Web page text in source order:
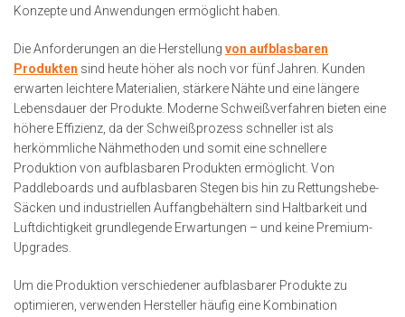
Konzepte und Anwendungen ermöglicht haben.
Die Anforderungen an die Herstellung von aufblasbaren
Produkten sind heute höher als noch vor fünf Jahren. Kunden
erwarten leichtere Materialien, stärkere Nähte und eine längere
Lebensdauer der Produkte. Moderne Schweißverfahren bieten eine
höhere Effizienz, da der Schweißprozess schneller ist als
herkömmliche Nähmethoden und somit eine schnellere
Produktion von aufblasbaren Produkten ermöglicht. Von
Paddleboards und aufblasbaren Stegen bis hin zu Rettungshebe-
Säcken und industriellen Auffangbehältern sind Haltbarkeit und
Luftdichtigkeit grundlegende Erwartungen – und keine Premium-
Upgrades.
Um die Produktion verschiedener aufblasbarer Produkte zu
optimieren, verwenden Hersteller häufig eine Kombination